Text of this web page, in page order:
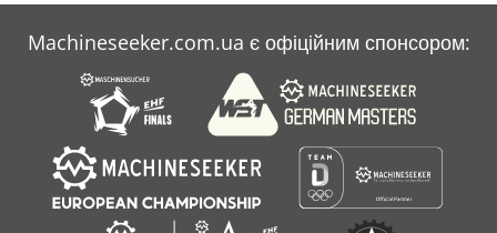
Machineseeker.com.ua є офіційним спонсором: